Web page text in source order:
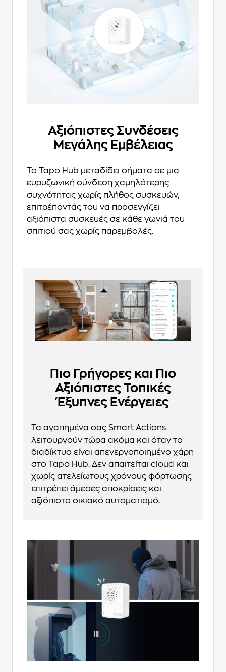
Αξιόπιστες Συνδέσεις
Μεγάλης Εμβέλειας
Το Tapo Hub μεταδίδει σήματα σε μια
ευρυζωνική σύνδεση χαμηλότερης
συχνότητας χωρίς πλήθος συσκευών,
επιτρέποντάς του να προσεγγίζει
αξιόπιστα συσκευές σε κάθε γωνιά του
σπιτιού σας χωρίς παρεμβολές.
Πιο Γρήγορες και Πιο
Αξιόπιστες Τοπικές
Έξυπνες Ενέργειες
Τα αγαπημένα σας Smart Actions
λειτουργούν τώρα ακόμα και όταν το
διαδίκτυο είναι απενεργοποιημένο χάρη
στο Tapo Hub. Δεν απαιτείται cloud και
χωρίς ατελείωτους χρόνους φόρτωσης
επιτρέπει άμεσες αποκρίσεις και
αξιόπιστο οικιακό αυτοματισμό.